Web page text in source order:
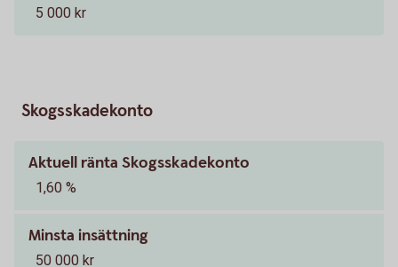
5 000 kr
Skogsskadekonto
Aktuell ränta Skogsskadekonto
1,60 %
Minsta insättning
50 000 kr